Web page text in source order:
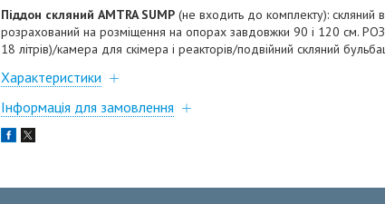
Піддон скляний AMTRA SUMP (не входить до комплекту): скляний
розрахований на розміщення на опорах завдовжки 90 і 120 см.
18 літрів)/камера для скімера і реакторів/подвійний скляний
Характеристики
Інформація для замовлення